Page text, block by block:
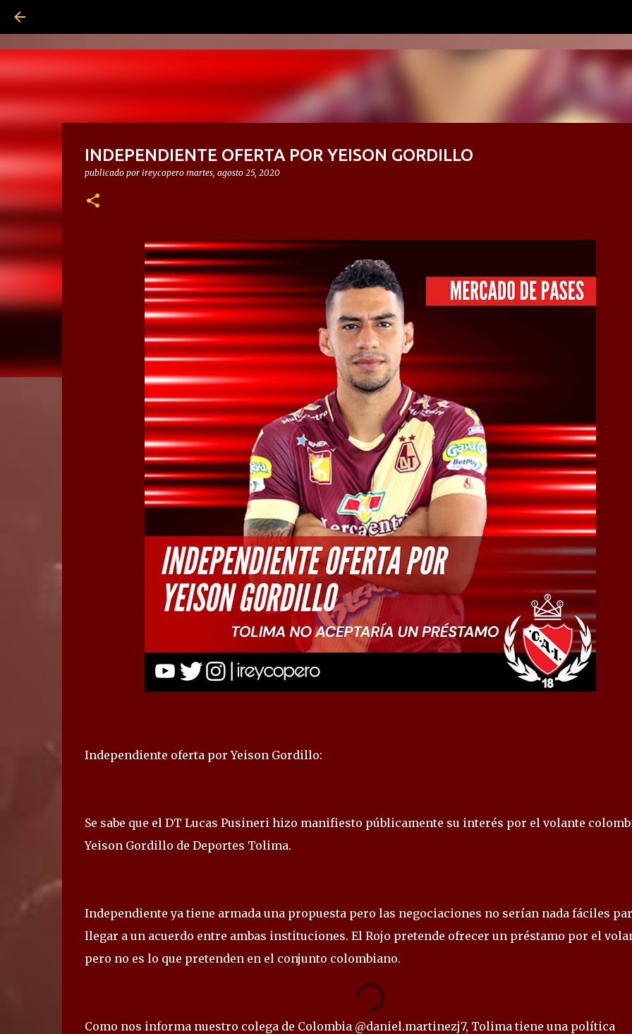
INDEPENDIENTE OFERTA POR YEISON GORDILLO
publicado por ireycopero martes, agosto 25, 2020
Independiente oferta por Yeison Gordillo:
Se sabe que el DT Lucas Pusineri hizo manifiesto públicamente su interés por el volante
Yeison Gordillo de Deportes Tolima.
Independiente ya tiene armada una propuesta pero las negociaciones no serían nada fáciles
llegar a un acuerdo entre ambas instituciones. El Rojo pretende ofrecer un préstamo por el
pero no es lo que pretenden en el conjunto colombiano.
Como nos informa nuestro colega de Colombia @daniel.martinezj7, Tolima tiene una política